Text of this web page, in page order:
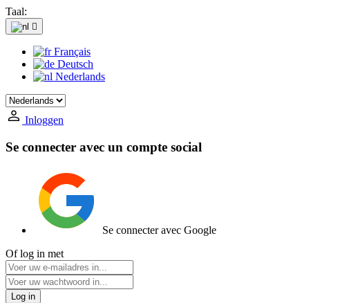
Taal:

Français
Deutsch
Nederlands
Inloggen
Se connecter avec un compte social
Se connecter avec Google
Of log in met
Log in